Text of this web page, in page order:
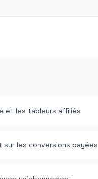
et les tableurs affiliés
sur les conversions payées